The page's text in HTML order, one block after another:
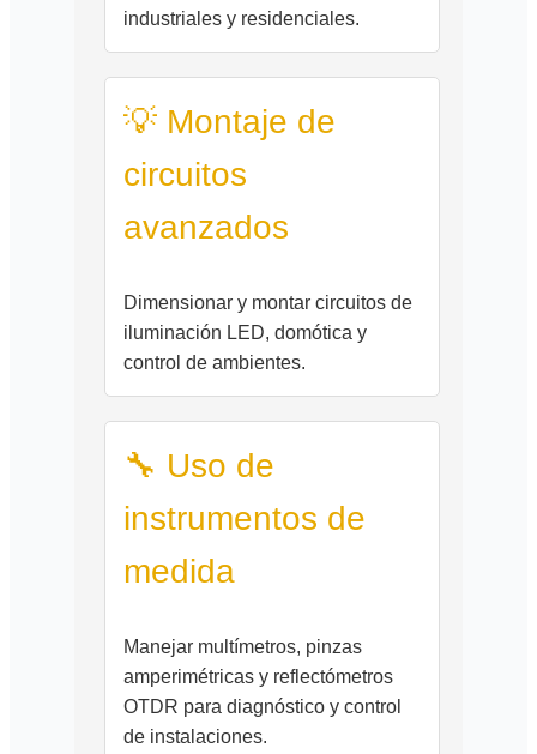
industriales y residenciales.
💡 Montaje de
circuitos
avanzados
Dimensionar y montar circuitos de
iluminación LED, domótica y
control de ambientes.
🔧 Uso de
instrumentos de
medida
Manejar multímetros, pinzas
amperimétricas y reflectómetros
OTDR para diagnóstico y control
de instalaciones.